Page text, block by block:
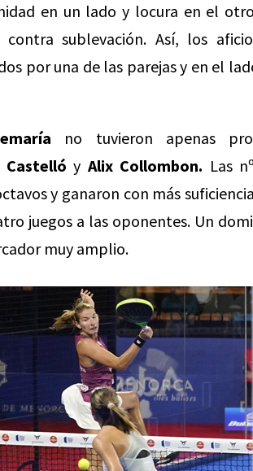
en un lado y locura en el
sublevación. Así, los
por una de las parejas y en el
no tuvieron apenas
Castelló y Alix Collombon. Las
y ganaron con más
juegos a las oponentes. Un
muy amplio.